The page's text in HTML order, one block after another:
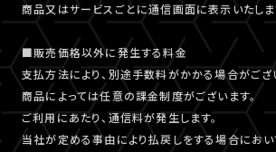
商品又はサービスごとに通信画面に表示いたしま
■販売価格以外に発生する料金
支払方法により、別途手数料がかかる場合がござ
商品によっては任意の課金制度がございます。
ご利用にあたり、通信料が発生します。
当社が定める事由により払戻しをする場合におい